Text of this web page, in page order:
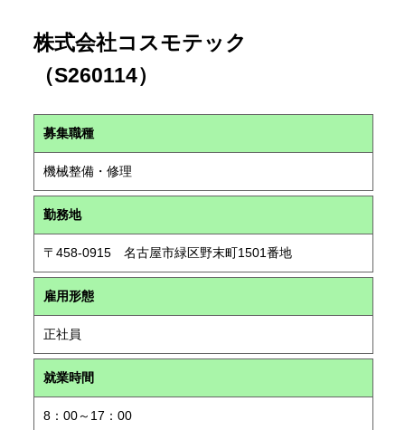
株式会社コスモテック
（S260114）
募集職種
機械整備・修理
勤務地
〒458-0915 名古屋市緑区野末町1501番地
雇用形態
正社員
就業時間
8：00～17：00